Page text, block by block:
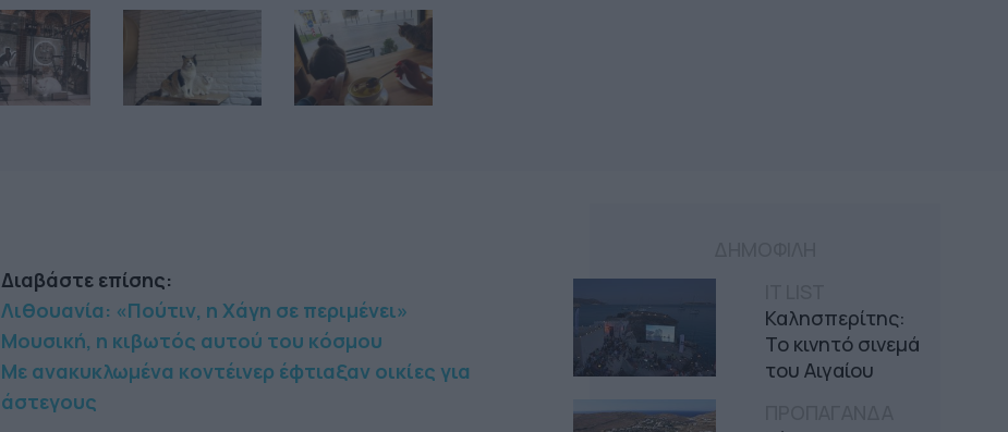
Καλησπερίτης:
Το κινητό σινεμά
του Αιγαίου
Διαβάστε επίσης:
Λιθουανία: «Πούτιν, η Χάγη σε περιμένει»
Μουσική, η κιβωτός αυτού του κόσμου
Με ανακυκλωμένα κοντέινερ έφτιαξαν οικίες για
άστεγους